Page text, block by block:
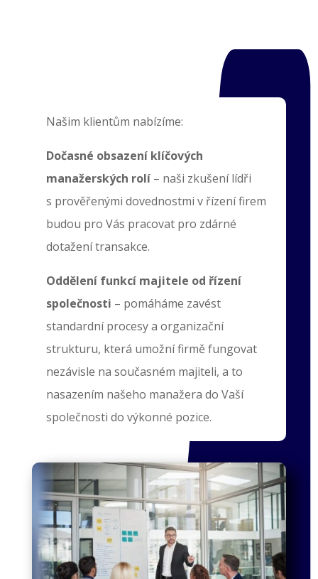
Našim klientům nabízíme:
Dočasné obsazení klíčových
manažerských rolí – naši zkušení lídři
s prověřenými dovednostmi v řízení firem
budou pro Vás pracovat pro zdárné
dotažení transakce.
Oddělení funkcí majitele od řízení
společnosti – pomáháme zavést
standardní procesy a organizační
strukturu, která umožní firmě fungovat
nezávisle na současném majiteli, a to
nasazením našeho manažera do Vaší
společnosti do výkonné pozice.